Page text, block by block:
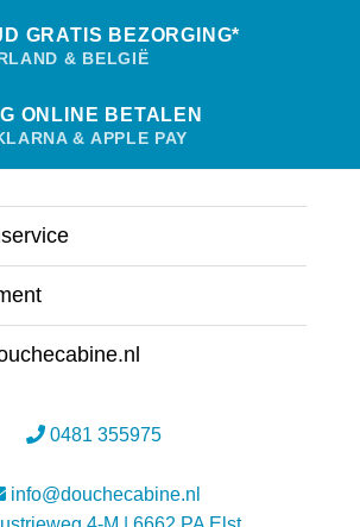
GRATIS BEZORGING*
& BELGIË
ONLINE BETALEN
& APPLE PAY
0481 355975
info@douchecabine.nl